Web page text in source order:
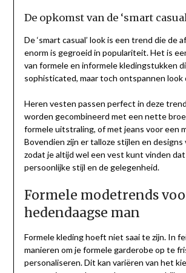
De opkomst van de ‘smart
De ‘smart casual’ look is een trend die de
enorm is gegroeid in populariteit. Het is
van formele en informele kledingstukken
sophisticated, maar toch ontspannen look
Heren vesten passen perfect in deze
worden gecombineerd met een nette
formele uitstraling, of met jeans voor een
Bovendien zijn er talloze stijlen en designs
zodat je altijd wel een vest kunt vinden
persoonlijke stijl en de gelegenheid.
Formele modetrends
hedendaagse man
Formele kleding hoeft niet saai te zijn. In
manieren om je formele garderobe op te
personaliseren. Dit kan variëren van het